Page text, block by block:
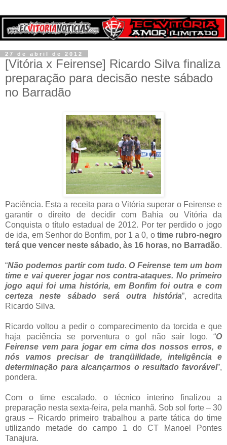
27 de abril de 2012
[Vitória x Feirense] Ricardo Silva finaliza
preparação para decisão neste sábado
no Barradão
Paciência. Esta a receita para o Vitória superar o Feirense e
garantir o direito de decidir com Bahia ou Vitória da
Conquista o título estadual de 2012. Por ter perdido o jogo
de ida, em Senhor do Bonfim, por 1 a 0, o time rubro-negro
terá que vencer neste sábado, às 16 horas, no Barradão.
“Não podemos partir com tudo. O Feirense tem um bom
time e vai querer jogar nos contra-ataques. No primeiro
jogo aqui foi uma história, em Bonfim foi outra e com
certeza neste sábado será outra história”, acredita
Ricardo Silva.
Ricardo voltou a pedir o comparecimento da torcida e que
haja paciência se porventura o gol não sair logo. “O
Feirense vem para jogar em cima dos nossos erros, e
nós vamos precisar de tranqüilidade, inteligência e
determinação para alcançarmos o resultado favorável”,
pondera.
Com o time escalado, o técnico interino finalizou a
preparação nesta sexta-feira, pela manhã. Sob sol forte – 30
graus – Ricardo primeiro trabalhou a parte tática do time
utilizando metade do campo 1 do CT Manoel Pontes
Tanajura.